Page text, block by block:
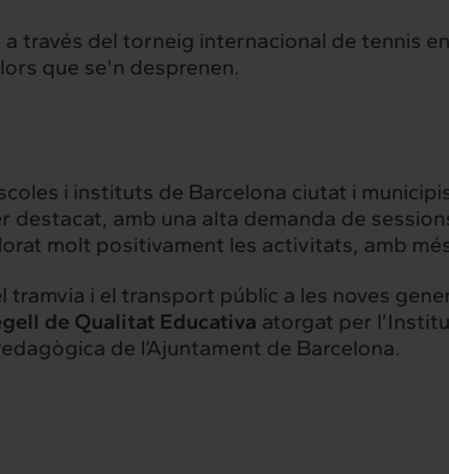
través del torneig internacional de tennis
que se'n desprenen.
i instituts de Barcelona ciutat i
amb una alta demanda de
molt positivament les activitats, amb
i el transport públic a les noves
de Qualitat Educativa atorgat per
de l’Ajuntament de Barcelona.